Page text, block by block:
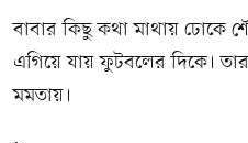
বাবার কিছু কথা মাথায় ঢোকে
এগিয়ে যায় ফুটবলের দিকে।
মমতায়।